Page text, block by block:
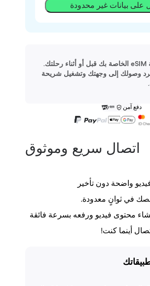
غير محدودة
قم بتثبيت شريحة eSIM الخاصة بك قبل أو أثناء رحلتك.
إلى وجهتك وتشغيل شريحة
سريع وموثوق
دون تأخير
معدودة.
فيديو ورفعه بسرعة فائقة
كنت!